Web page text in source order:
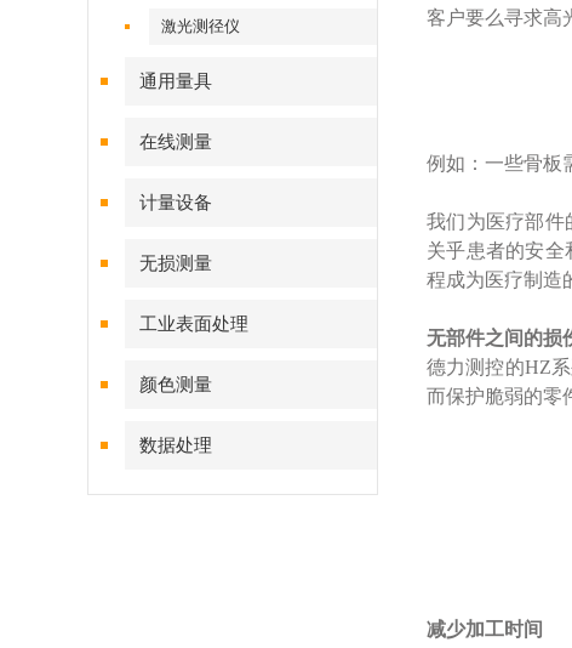
激光测径仪
通用量具
在线测量
计量设备
无损测量
工业表面处理
颜色测量
数据处理
客户要么寻求高
例如：一些骨板
我们为医疗部件
关乎患者的安全
程成为医疗制造
无部件之间的损
德力测控的HZ
而保护脆弱的零
减少加工时间